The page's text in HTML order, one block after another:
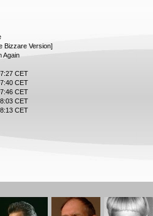
Bizzare Version]
Again
CET
CET
CET
CET
CET